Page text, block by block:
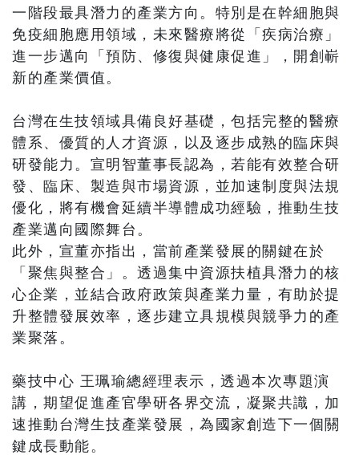
一階段最具潛力的產業方向。特別是在幹細胞與
免疫細胞應用領域，未來醫療將從「疾病治療」
進一步邁向「預防、修復與健康促進」，開創嶄
新的產業價值。
台灣在生技領域具備良好基礎，包括完整的醫療
體系、優質的人才資源，以及逐步成熟的臨床與
研發能力。宣明智董事長認為，若能有效整合研
發、臨床、製造與市場資源，並加速制度與法規
優化，將有機會延續半導體成功經驗，推動生技
產業邁向國際舞台。
此外，宣董亦指出，當前產業發展的關鍵在於
「聚焦與整合」。透過集中資源扶植具潛力的核
心企業，並結合政府政策與產業力量，有助於提
升整體發展效率，逐步建立具規模與競爭力的產
業聚落。
藥技中心 王珮瑜總經理表示，透過本次專題演
講，期望促進產官學研各界交流，凝聚共識，加
速推動台灣生技產業發展，為國家創造下一個關
鍵成長動能。